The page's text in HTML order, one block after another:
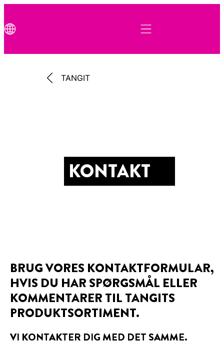
TANGIT
KONTAKT
BRUG VORES KONTAKTFORMULAR,
HVIS DU HAR SPØRGSMÅL ELLER
KOMMENTARER TIL TANGITS
PRODUKTSORTIMENT.
VI KONTAKTER DIG MED DET SAMME.